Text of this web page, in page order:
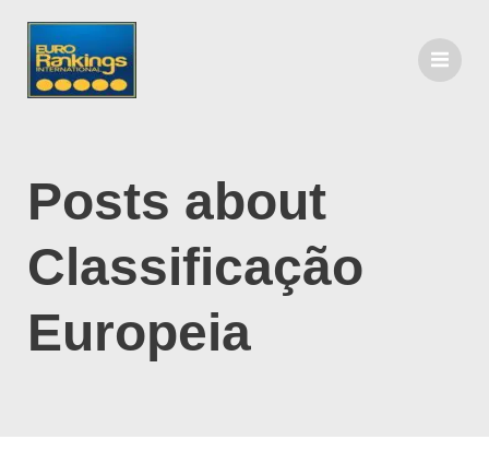
Posts about
Classificação
Europeia